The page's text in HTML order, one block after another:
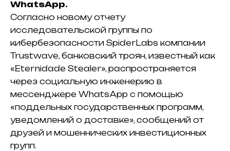
WhatsApp.
Согласно новому отчету
исследовательской группы по
кибербезопасности SpiderLabs компании
Trustwave, банковский троян, известный как
«Eternidade Stealer», распространяется
через социальную инженерию в
мессенджере WhatsApp с помощью
«поддельных государственных программ,
уведомлений о доставке», сообщений от
друзей и мошеннических инвестиционных
групп.